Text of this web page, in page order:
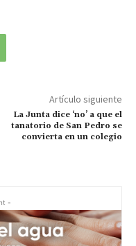
Artículo siguiente
La Junta dice ‘no’ a que el
tanatorio de San Pedro se
convierta en un colegio
-